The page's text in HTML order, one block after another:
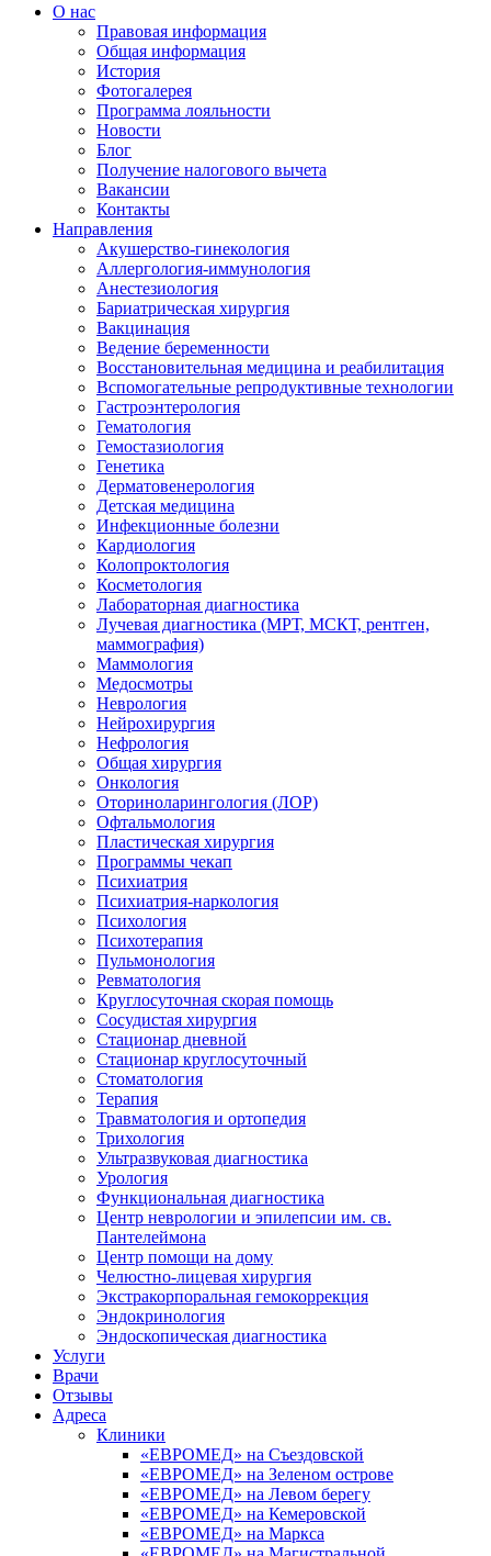
О нас
Правовая информация
Общая информация
История
Фотогалерея
Программа лояльности
Новости
Блог
Получение налогового вычета
Вакансии
Контакты
Направления
Акушерство-гинекология
Аллергология-иммунология
Анестезиология
Бариатрическая хирургия
Вакцинация
Ведение беременности
Восстановительная медицина и реабилитация
Вспомогательные репродуктивные технологии
Гастроэнтерология
Гематология
Гемостазиология
Генетика
Дерматовенерология
Детская медицина
Инфекционные болезни
Кардиология
Колопроктология
Косметология
Лабораторная диагностика
Лучевая диагностика (МРТ, МСКТ, рентген,
маммография)
Маммология
Медосмотры
Неврология
Нейрохирургия
Нефрология
Общая хирургия
Онкология
Оториноларингология (ЛОР)
Офтальмология
Пластическая хирургия
Программы чекап
Психиатрия
Психиатрия-наркология
Психология
Психотерапия
Пульмонология
Ревматология
Круглосуточная скорая помощь
Сосудистая хирургия
Стационар дневной
Стационар круглосуточный
Стоматология
Терапия
Травматология и ортопедия
Трихология
Ультразвуковая диагностика
Урология
Функциональная диагностика
Центр неврологии и эпилепсии им. св.
Пантелеймона
Центр помощи на дому
Челюстно-лицевая хирургия
Экстракорпоральная гемокоррекция
Эндокринология
Эндоскопическая диагностика
Услуги
Врачи
Отзывы
Адреса
Клиники
«ЕВРОМЕД» на Съездовской
«ЕВРОМЕД» на Зеленом острове
«ЕВРОМЕД» на Левом берегу
«ЕВРОМЕД» на Кемеровской
«ЕВРОМЕД» на Маркса